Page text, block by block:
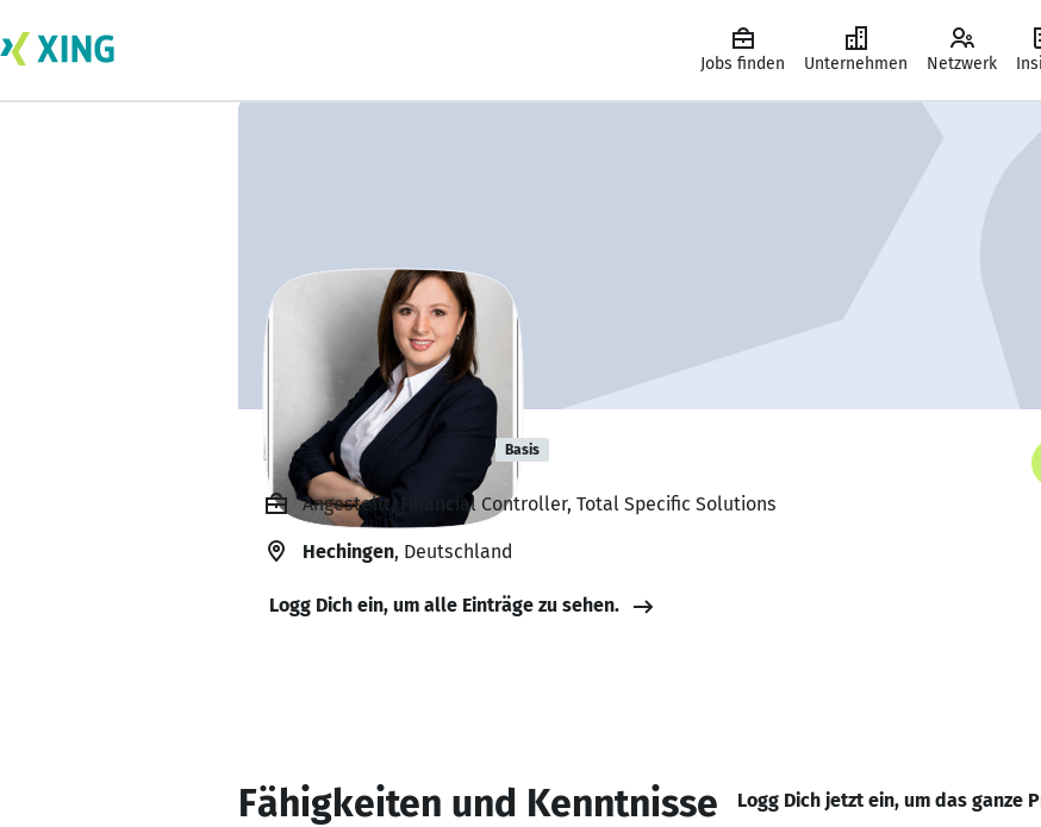
Jobs finden Unternehmen Netzwerk
Elena Kofturov Basis
Angestellt, Financial Controller, Total Specific Solutions
Hechingen, Deutschland
Logg Dich ein, um alle Einträge zu sehen.
Fähigkeiten und Kenntnisse Logg Dich jetzt ein, um das ganze